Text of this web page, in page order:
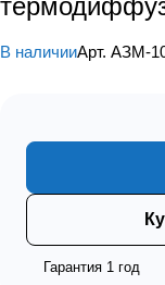
В наличииАрт. АЗМ-
Гарантия 1 год